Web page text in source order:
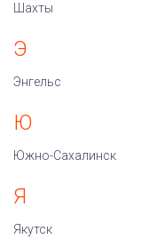
Шахты
Э
Энгельс
Ю
Южно-Сахалинск
Я
Якутск